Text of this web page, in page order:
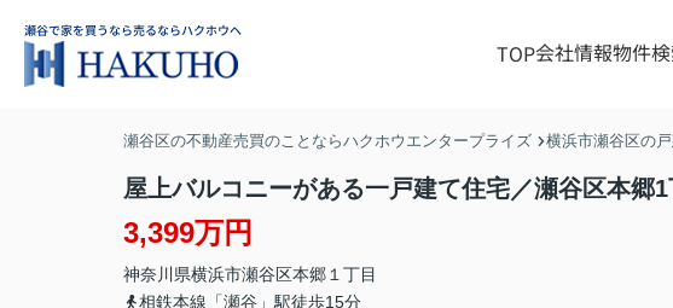
TOP会社情報物件
瀬谷区の不動産売買のことならハクホウエンタープライズ 横浜市瀬谷区の
屋上バルコニーがある一戸建て住宅／瀬谷区本郷1
3,399万円
神奈川県横浜市瀬谷区本郷 １丁目
相鉄本線「瀬谷」駅徒歩15分